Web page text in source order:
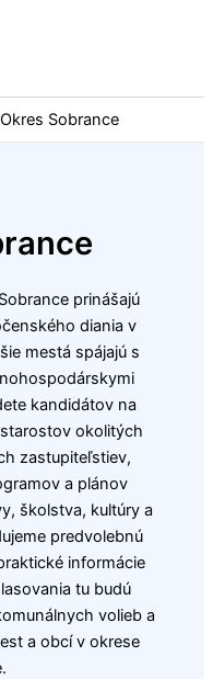
Okres Sobrance
prinášajú
diania v
mestá spájajú s
kandidátov na
okolitých
zastupiteľstiev,
a plánov
školstva, kultúry a
predvolebnú
informácie
tu budú
volieb a
a obcí v okrese